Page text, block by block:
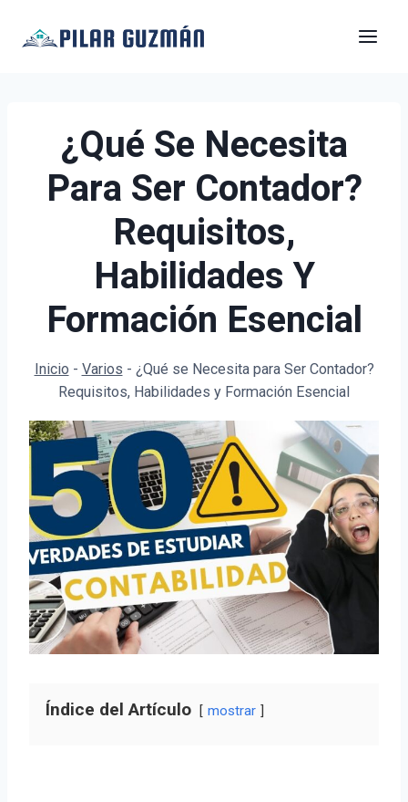
¿Qué Se Necesita
Para Ser Contador?
Requisitos,
Habilidades Y
Formación Esencial
Inicio - Varios - ¿Qué se Necesita para Ser Contador?
Requisitos, Habilidades y Formación Esencial
Índice del Artículo mostrar